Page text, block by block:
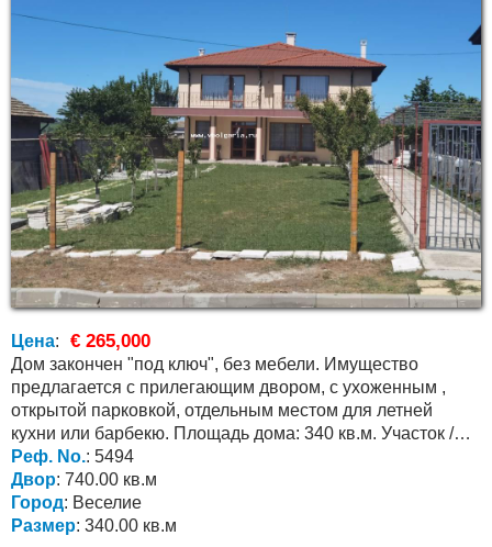
Цена: € 265,000
Дом закончен "под ключ", без мебели. Имущество
предлагается с прилегающим двором, с ухоженным ,
открытой парковкой, отдельным местом для летней
кухни или барбекю. Площадь дома: 340 кв.м. Участок /
двор: 740...
Реф. No.: 5494
Двор: 740.00 кв.м
Город: Веселие
Размер: 340.00 кв.м